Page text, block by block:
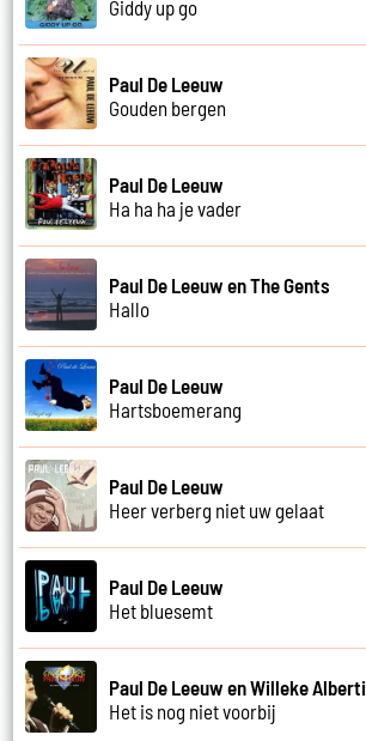
Giddy up go
Paul De Leeuw
Gouden bergen
Paul De Leeuw
Ha ha ha je vader
Paul De Leeuw en The Gents
Hallo
Paul De Leeuw
Hartsboemerang
Paul De Leeuw
Heer verberg niet uw gelaat
Paul De Leeuw
Het bluesemt
Paul De Leeuw en Willeke Alberti
Het is nog niet voorbij